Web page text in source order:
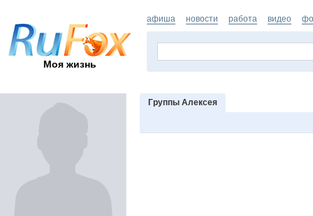
Моя жизнь
афиша новости работа видео
Группы Алексея